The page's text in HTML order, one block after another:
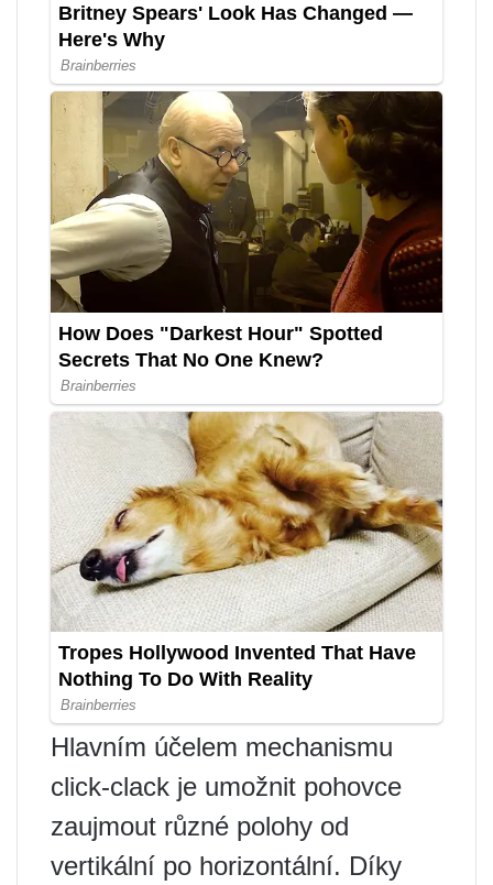
Hlavním účelem mechanismu
click-clack je umožnit pohovce
zaujmout různé polohy od
vertikální po horizontální. Díky